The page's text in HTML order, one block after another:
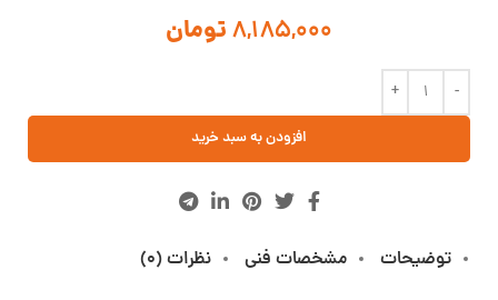
8,185,000تومان
افزودن به سبد خرید
توضیحات مشخصات فنی نظرات (0)